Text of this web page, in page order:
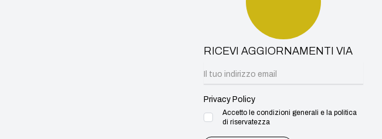
RICEVI AGGIORNAMENTI VIA
Privacy Policy
Accetto le condizioni generali e la politica
di riservatezza